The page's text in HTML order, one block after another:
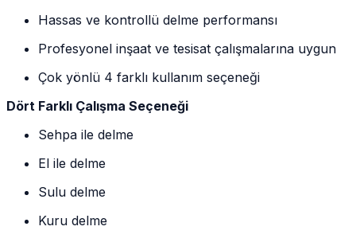
Hassas ve kontrollü delme performansı
Profesyonel inşaat ve tesisat çalışmalarına uygun
Çok yönlü 4 farklı kullanım seçeneği
Dört Farklı Çalışma Seçeneği
Sehpa ile delme
El ile delme
Sulu delme
Kuru delme